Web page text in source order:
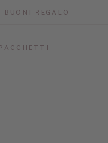
BUONI REGALO
PACCHETTI